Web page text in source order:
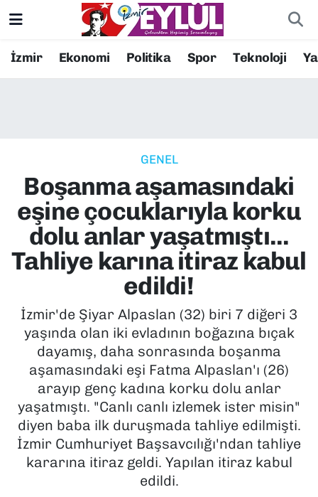
İzmir Ekonomi Politika Spor Teknoloji
GENEL
Boşanma aşamasındaki
eşine çocuklarıyla korku
dolu anlar yaşatmıştı...
Tahliye karına itiraz kabul
edildi!
İzmir'de Şiyar Alpaslan (32) biri 7 diğeri 3
yaşında olan iki evladının boğazına bıçak
dayamış, daha sonrasında boşanma
aşamasındaki eşi Fatma Alpaslan'ı (26)
arayıp genç kadına korku dolu anlar
yaşatmıştı. "Canlı canlı izlemek ister misin"
diyen baba ilk duruşmada tahliye edilmişti.
İzmir Cumhuriyet Başsavcılığı'ndan tahliye
kararına itiraz geldi. Yapılan itiraz kabul
edildi.
Resmi İlanlar
EKONOMİ
KÜLTÜR SANAT
MAGAZİN
POLİTİKA
SAĞLIK
SPOR
TEKNOLOJİ
YAŞAM
YEREL YÖNETİMLER
Konak Nöbetçi Eczaneler
Süper Lig Puan Durumu ve Fikstür
Tüm Manşetler
Son Dakika Haberleri
Haber Arşivi